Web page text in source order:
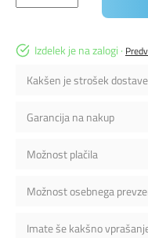
Izdelek je na zalogi ·
Kakšen je strošek
Garancija na nakup
Možnost plačila
Možnost osebnega
Imate še kakšno